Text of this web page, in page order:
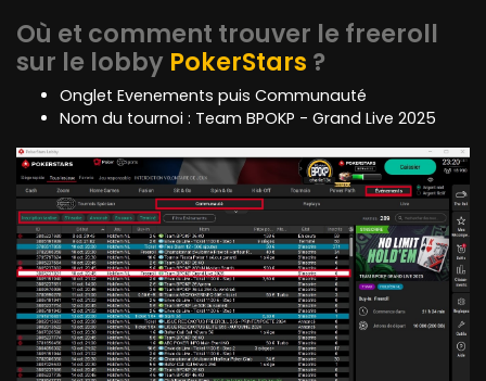
Où et comment trouver le freeroll
sur le lobby PokerStars ?
Onglet Evenements puis Communauté
Nom du tournoi : Team BPOKP - Grand Live 2025